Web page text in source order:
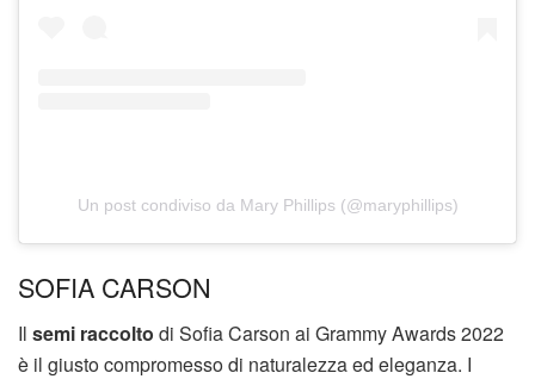
Un post condiviso da Mary Phillips (@maryphillips)
SOFIA CARSON
Il semi raccolto di Sofia Carson ai Grammy Awards 2022
è il giusto compromesso di naturalezza ed eleganza. I